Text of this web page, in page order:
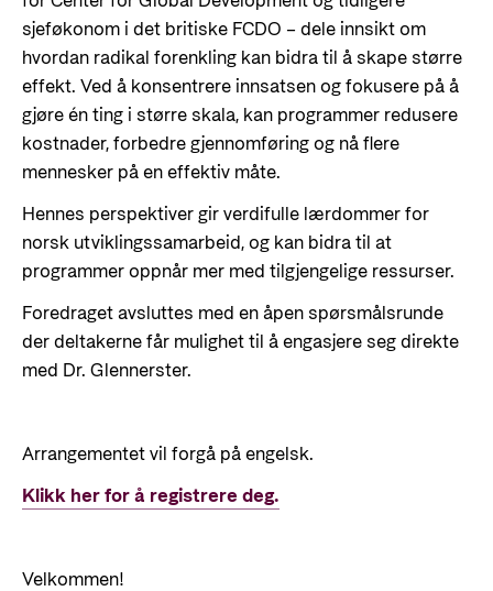
Personvern
sjeføkonom i det britiske FCDO – dele innsikt om
hvordan radikal forenkling kan bidra til å skape større
effekt. Ved å konsentrere innsatsen og fokusere på å
gjøre én ting i større skala, kan programmer redusere
kostnader, forbedre gjennomføring og nå flere
mennesker på en effektiv måte.
Hennes perspektiver gir verdifulle lærdommer for
norsk utviklingssamarbeid, og kan bidra til at
programmer oppnår mer med tilgjengelige ressurser.
Foredraget avsluttes med en åpen spørsmålsrunde
der deltakerne får mulighet til å engasjere seg direkte
med Dr. Glennerster.
Arrangementet vil forgå på engelsk.
Klikk her for å registrere deg.
Velkommen!